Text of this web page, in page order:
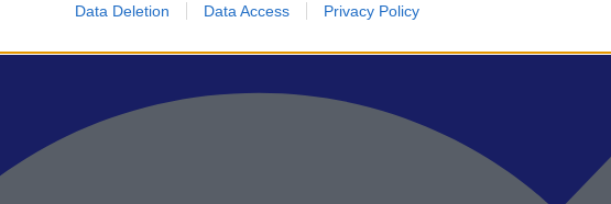
Data Deletion Data Access Privacy Policy